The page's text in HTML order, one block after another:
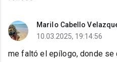
Marilo Cabello
10.03.2025, 19:14:56
me faltó el epílogo, donde se